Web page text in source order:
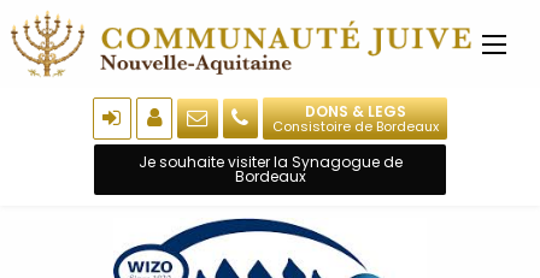
DONS & LEGS
Consistoire de Bordeaux
Je souhaite visiter la Synagogue de
Bordeaux